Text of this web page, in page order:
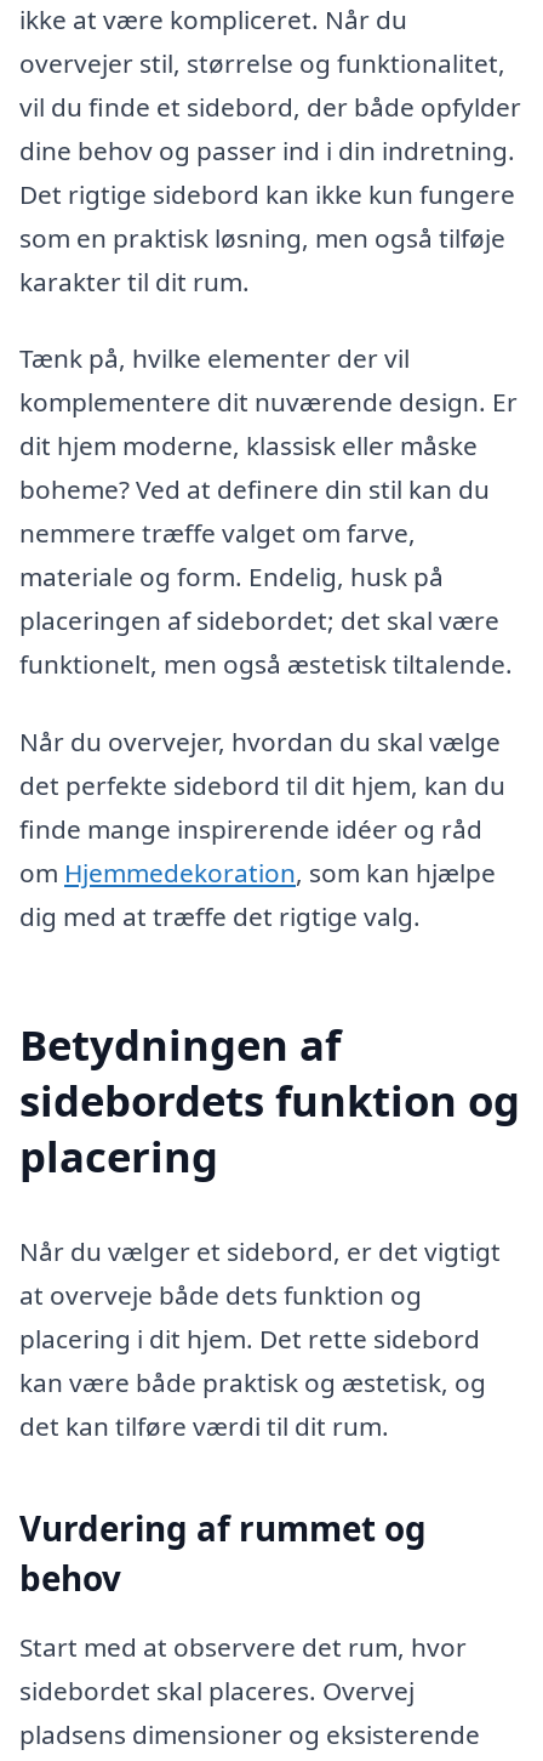
ikke at være kompliceret. Når du
overvejer stil, størrelse og funktionalitet,
vil du finde et sidebord, der både opfylder
dine behov og passer ind i din indretning.
Det rigtige sidebord kan ikke kun fungere
som en praktisk løsning, men også tilføje
karakter til dit rum.
Tænk på, hvilke elementer der vil
komplementere dit nuværende design. Er
dit hjem moderne, klassisk eller måske
boheme? Ved at definere din stil kan du
nemmere træffe valget om farve,
materiale og form. Endelig, husk på
placeringen af sidebordet; det skal være
funktionelt, men også æstetisk tiltalende.
Når du overvejer, hvordan du skal vælge
det perfekte sidebord til dit hjem, kan du
finde mange inspirerende idéer og råd
om Hjemmedekoration, som kan hjælpe
dig med at træffe det rigtige valg.
Betydningen af
sidebordets funktion og
placering
Når du vælger et sidebord, er det vigtigt
at overveje både dets funktion og
placering i dit hjem. Det rette sidebord
kan være både praktisk og æstetisk, og
det kan tilføre værdi til dit rum.
Vurdering af rummet og
behov
Start med at observere det rum, hvor
sidebordet skal placeres. Overvej
pladsens dimensioner og eksisterende